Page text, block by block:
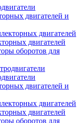
двигателей и
двигателей
двигателей
оборотов для
двигателей и
двигателей
двигателей
оборотов для